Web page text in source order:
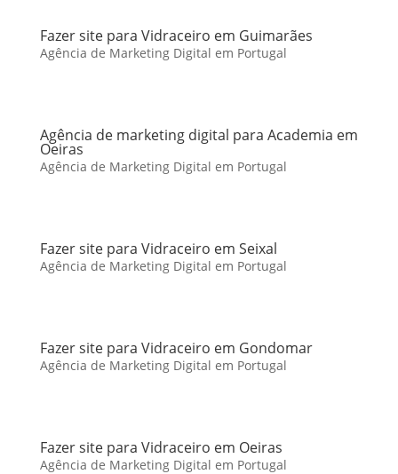
Fazer site para Vidraceiro em Guimarães
Agência de Marketing Digital em Portugal
Agência de marketing digital para Academia em
Oeiras
Agência de Marketing Digital em Portugal
Fazer site para Vidraceiro em Seixal
Agência de Marketing Digital em Portugal
Fazer site para Vidraceiro em Gondomar
Agência de Marketing Digital em Portugal
Fazer site para Vidraceiro em Oeiras
Agência de Marketing Digital em Portugal